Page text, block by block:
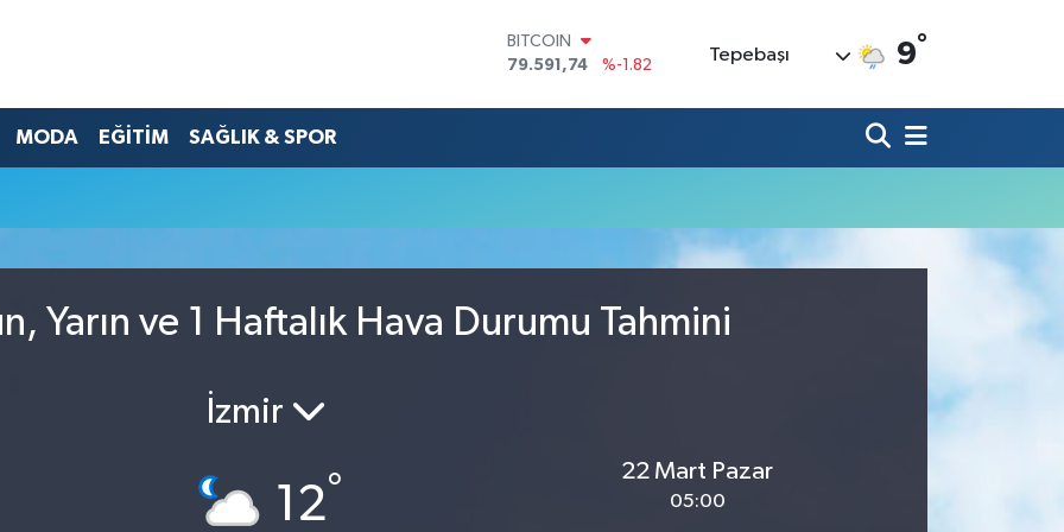
BITCOIN
79.591,74
%-1.82
45,43620
%0.02
%0
Tepebaşı 9°
MODA EĞİTİM SAĞLIK & SPOR
Yarın ve 1 Haftalık Hava Durumu Tahmini
İzmir
12°
22 Mart Pazar
05:00